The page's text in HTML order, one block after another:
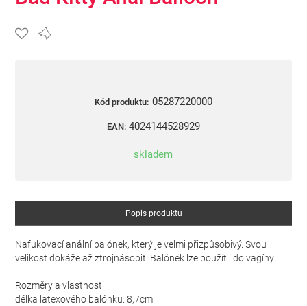
Kód produktu: 05287220000
EAN: 4024144528929
skladem
Popis produktu
Nafukovací anální balónek, který je velmi přizpůsobivý. Svou
velikost dokáže až ztrojnásobit. Balónek lze použít i do vagíny.
Rozměry a vlastnosti
délka latexového balónku: 8,7cm